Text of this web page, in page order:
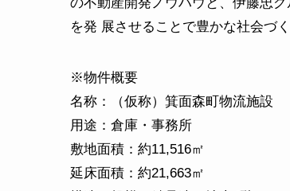
を発 展させることで豊かな社会づ
※物件概要
名称：（仮称）箕面森町物流施設
用途：倉庫・事務所
敷地面積：約11,516㎡
延床面積：約21,663㎡